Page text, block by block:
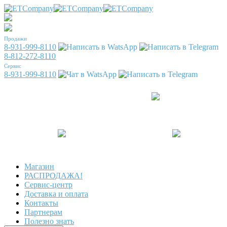
Продажи
8-931-999-8110
8-812-272-8110
Сервис
8-931-999-8110
Магазин
РАСПРОДАЖА!
Сервис-центр
Доставка и оплата
Контакты
Партнерам
Полезно знать